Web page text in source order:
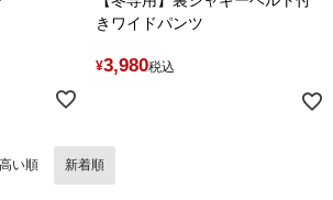
きワイドパンツ
¥3,980税込
い順 新着順